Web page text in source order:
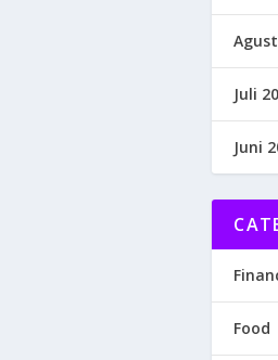
Juli
Juni
Food